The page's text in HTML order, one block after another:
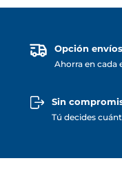
Opción
Ahorra en cada
Sin
Tú decides